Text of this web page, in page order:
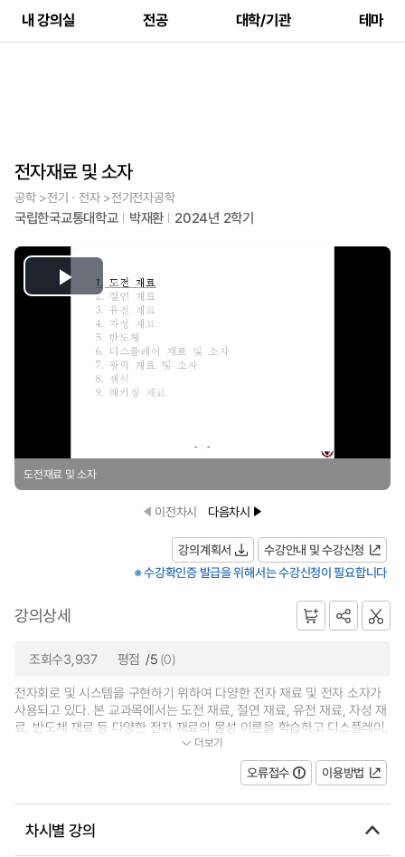
내 강의실 전공 대학/기관 테마
전자재료 및 소자
공학 >전기ㆍ전자 >전기전자공학
국립한국교통대학교 박재환 2024년 2학기
Play
Video
도전재료 및 소자
이전차시 다음차시
강의계획서
수강안내 및 수강신청
※ 수강확인증 발급을 위해서는 수강신청이 필요합니다
강의상세
조회수3,937 평점 /5 (0)
전자회로 및 시스템을 구현하기 위하여 다양한 전자 재료 및 전자 소자가
사용되고 있다. 본 교과목에서는 도전 재료, 절연 재료, 유전 재료, 자성 재
료, 반도체 재료 등 다양한 전자 재료의 물성 이론을 학습하고 디스플레이,
센서, 광소자, 패키징 등 다양한...
더보기
오류접수 이용방법
차시별 강의